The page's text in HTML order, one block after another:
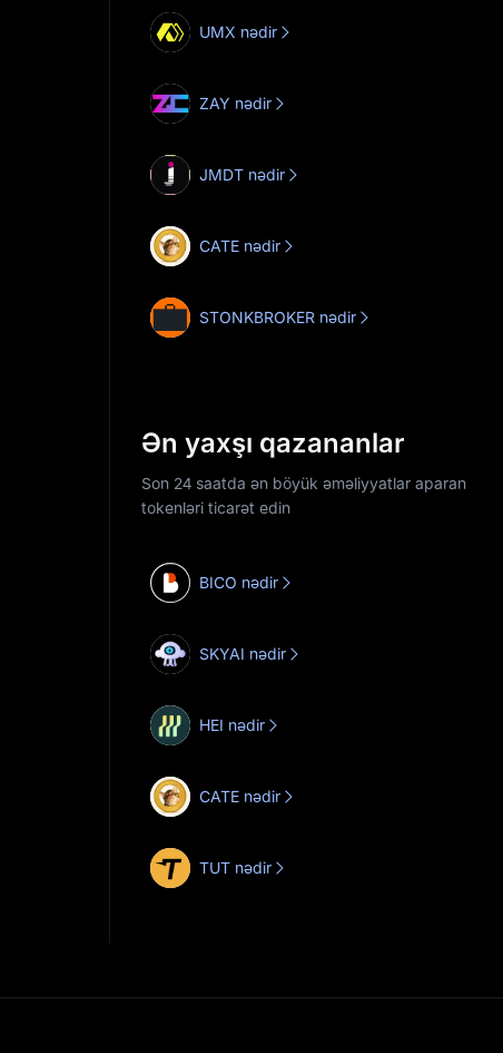
UMX nədir
ZAY nədir
JMDT nədir
CATE nədir
STONKBROKER nədir
Ən yaxşı qazananlar
Son 24 saatda ən böyük əməliyyatlar aparan
tokenləri ticarət edin
BICO nədir
SKYAI nədir
HEI nədir
CATE nədir
TUT nədir